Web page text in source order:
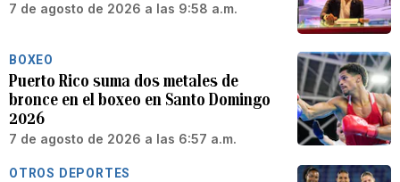
7 de agosto de 2026 a las 9:58 a.m.
BOXEO
Puerto Rico suma dos metales de
bronce en el boxeo en Santo Domingo
2026
7 de agosto de 2026 a las 6:57 a.m.
OTROS DEPORTES